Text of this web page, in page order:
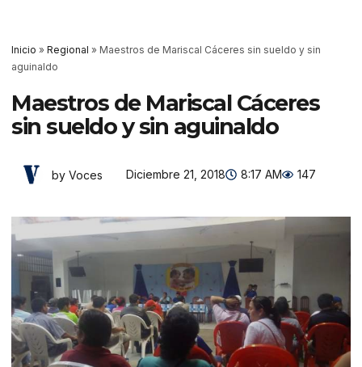
Inicio » Regional » Maestros de Mariscal Cáceres sin sueldo y sin
aguinaldo
Maestros de Mariscal Cáceres
sin sueldo y sin aguinaldo
by Voces Diciembre 21, 2018 8:17 AM 147